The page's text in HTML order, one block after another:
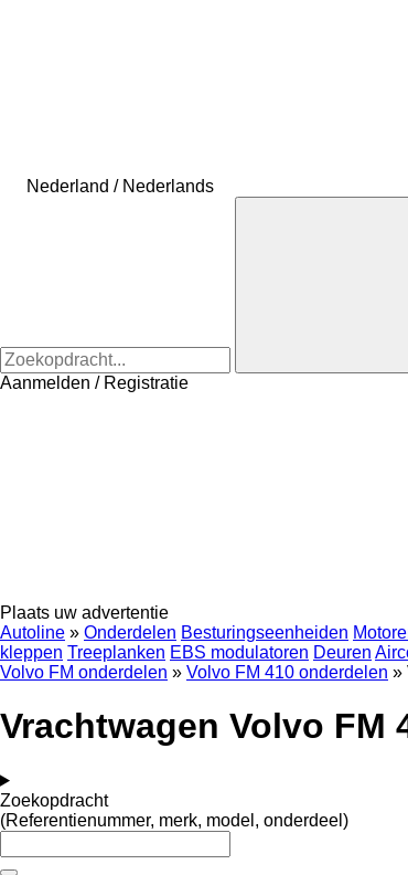
Nederland / Nederlands
Aanmelden / Registratie
Plaats uw advertentie
Autoline » Onderdelen Besturingseenheiden
kleppen Treeplanken EBS modulatoren Deuren
Volvo FM onderdelen » Volvo FM 410 onderdelen »
Vrachtwagen Volvo FM
Zoekopdracht
(Referentienummer, merk, model, onderdeel)